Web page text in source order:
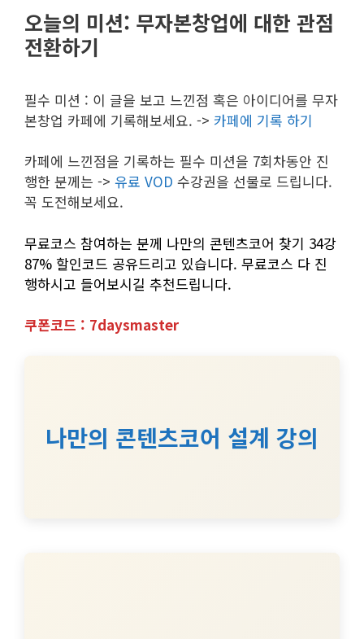
오늘의 미션: 무자본창업에 대한 관점
전환하기
필수 미션 : 이 글을 보고 느낀점 혹은 아이디어를 무자
본창업 카페에 기록해보세요. -> 카페에 기록 하기
카페에 느낀점을 기록하는 필수 미션을 7회차동안 진
행한 분께는 -> 유료 VOD 수강권을 선물로 드립니다.
꼭 도전해보세요.
무료코스 참여하는 분께 나만의 콘텐츠코어 찾기 34강
87% 할인코드 공유드리고 있습니다. 무료코스 다 진
행하시고 들어보시길 추천드립니다.
쿠폰코드 : 7daysmaster
나만의 콘텐츠코어 설계 강의